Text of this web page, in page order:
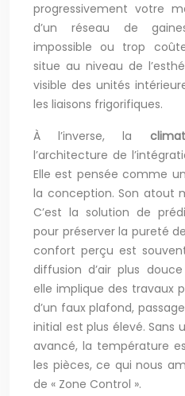
progressivement votre
d’un réseau de
impossible ou trop
situe au niveau de
visible des unités
les liaisons frigorifiques.
À l’inverse, la
l’architecture de
Elle est pensée comme
la conception. Son atout
C’est la solution de
pour préserver la pureté
confort perçu est
diffusion d’air plus
elle implique des travaux
d’un faux plafond,
initial est plus élevé. Sans
avancé, la température
les pièces, ce qui nous
de « Zone Control ».